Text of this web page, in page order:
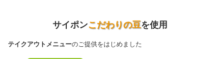
サイポンこだわりの豆を使用
テイクアウトメニューのご提供をはじめました